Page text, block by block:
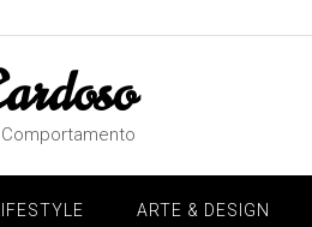
LIFESTYLE ARTE & DESIGN